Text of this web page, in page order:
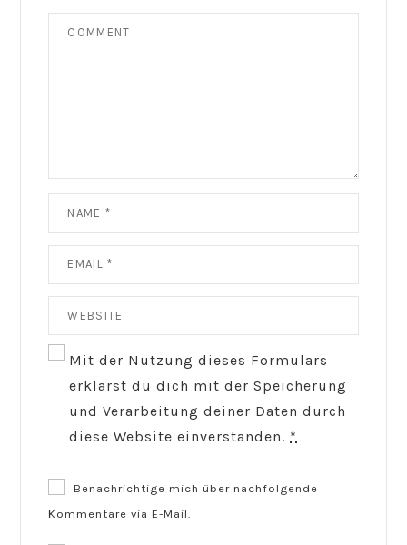
Mit der Nutzung dieses Formulars
erklärst du dich mit der Speicherung
und Verarbeitung deiner Daten durch
diese Website einverstanden. *
Benachrichtige mich über nachfolgende
Kommentare via E-Mail.